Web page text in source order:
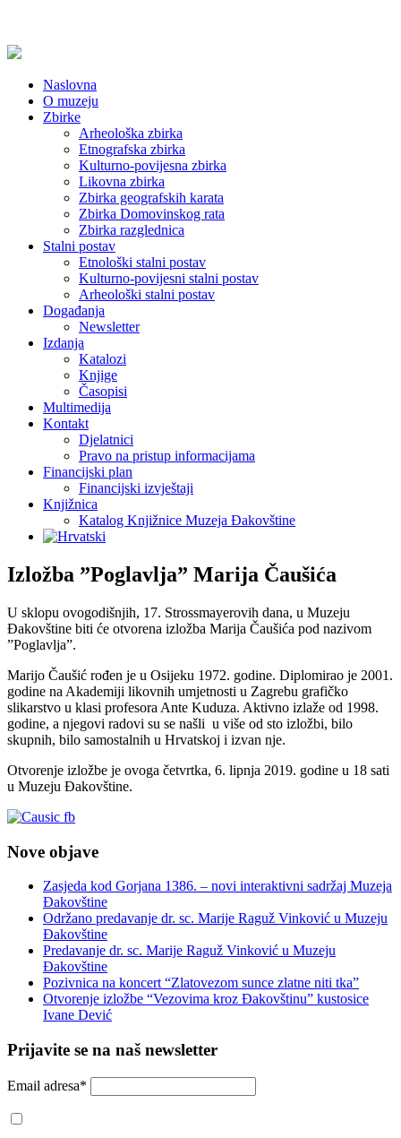
Naslovna
O muzeju
Zbirke
Arheološka zbirka
Etnografska zbirka
Kulturno-povijesna zbirka
Likovna zbirka
Zbirka geografskih karata
Zbirka Domovinskog rata
Zbirka razglednica
Stalni postav
Etnološki stalni postav
Kulturno-povijesni stalni postav
Arheološki stalni postav
Događanja
Newsletter
Izdanja
Katalozi
Knjige
Časopisi
Multimedija
Kontakt
Djelatnici
Pravo na pristup informacijama
Financijski plan
Financijski izvještaji
Knjižnica
Katalog Knjižnice Muzeja Đakovštine
Izložba ”Poglavlja” Marija Čaušića
U sklopu ovogodišnjih, 17. Strossmayerovih dana, u Muzeju
Đakovštine biti će otvorena izložba Marija Čaušića pod nazivom
”Poglavlja”.
Marijo Čaušić rođen je u Osijeku 1972. godine. Diplomirao je 2001.
godine na Akademiji likovnih umjetnosti u Zagrebu grafičko
slikarstvo u klasi profesora Ante Kuduza. Aktivno izlaže od 1998.
godine, a njegovi radovi su se našli u više od sto izložbi, bilo
skupnih, bilo samostalnih u Hrvatskoj i izvan nje.
Otvorenje izložbe je ovoga četvrtka, 6. lipnja 2019. godine u 18 sati
u Muzeju Đakovštine.
Nove objave
Zasjeda kod Gorjana 1386. – novi interaktivni sadržaj Muzeja
Đakovštine
Održano predavanje dr. sc. Marije Raguž Vinković u Muzeju
Đakovštine
Predavanje dr. sc. Marije Raguž Vinković u Muzeju
Đakovštine
Pozivnica na koncert “Zlatovezom sunce zlatne niti tka”
Otvorenje izložbe “Vezovima kroz Đakovštinu” kustosice
Ivane Dević
Prijavite se na naš newsletter
Email adresa*